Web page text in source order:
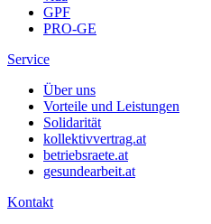
GPF
PRO-GE
Service
Über uns
Vorteile und Leistungen
Solidarität
kollektivvertrag.at
betriebsraete.at
gesundearbeit.at
Kontakt